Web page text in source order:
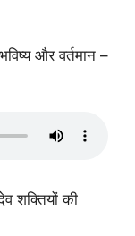
और वर्तमान –
शक्तियों की